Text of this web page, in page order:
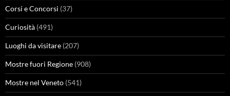
Corsi e Concorsi (37)
Curiosità (491)
Luoghi da visitare (207)
Mostre fuori Regione (908)
Mostre nel Veneto (541)